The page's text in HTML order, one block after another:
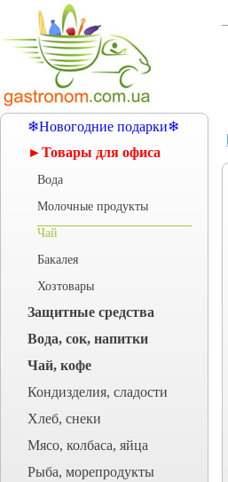
❄Новогодние подарки❄
►Товары для офиса
Вода
Молочные продукты
Чай
Бакалея
Хозтовары
Защитные средства
Вода, сок, напитки
Чай, кофе
Кондизделия, сладости
Хлеб, снеки
Мясо, колбаса, яйца
Рыба, морепродукты